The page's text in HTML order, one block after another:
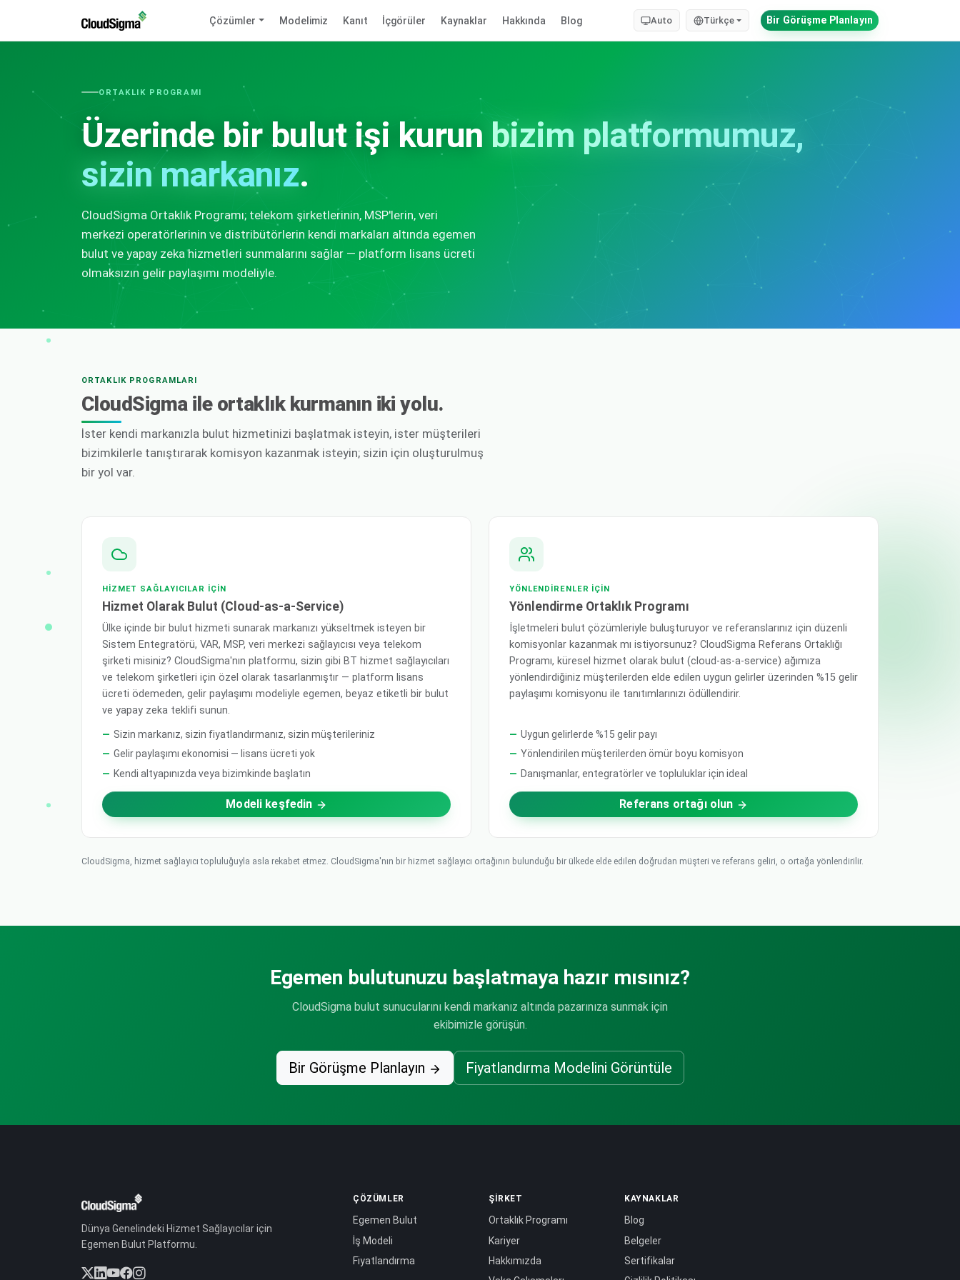
Çözümler Modelimiz Kanıt İçgörüler Kaynaklar Hakkında Blog Auto Türkçe Bir Görüşme Planlayın
ORTAKLIK PROGRAMI
Üzerinde bir bulut işi kurun bizim platformumuz,
sizin markanız.
CloudSigma Ortaklık Programı; telekom şirketlerinin, MSP'lerin, veri
merkezi operatörlerinin ve distribütörlerin kendi markaları altında egemen
bulut ve yapay zeka hizmetleri sunmalarını sağlar — platform lisans ücreti
olmaksızın gelir paylaşımı modeliyle.
ORTAKLIK PROGRAMLARI
CloudSigma ile ortaklık kurmanın iki yolu.
İster kendi markanızla bulut hizmetinizi başlatmak isteyin, ister müşterileri
bizimkilerle tanıştırarak komisyon kazanmak isteyin; sizin için oluşturulmuş
bir yol var.
HIZMET SAĞLAYICILAR IÇIN
Hizmet Olarak Bulut (Cloud-as-a-Service)
Ülke içinde bir bulut hizmeti sunarak markanızı yükseltmek isteyen bir
Sistem Entegratörü, VAR, MSP, veri merkezi sağlayıcısı veya telekom
şirketi misiniz? CloudSigma'nın platformu, sizin gibi BT hizmet sağlayıcıları
ve telekom şirketleri için özel olarak tasarlanmıştır — platform lisans
ücreti ödemeden, gelir paylaşımı modeliyle egemen, beyaz etiketli bir bulut
ve yapay zeka teklifi sunun.
Sizin markanız, sizin fiyatlandırmanız, sizin müşterileriniz
Gelir paylaşımı ekonomisi — lisans ücreti yok
Kendi altyapınızda veya bizimkinde başlatın
Modeli keşfedin
YÖNLENDIRENLER IÇIN
Yönlendirme Ortaklık Programı
İşletmeleri bulut çözümleriyle buluşturuyor ve referanslarınız için düzenli
komisyonlar kazanmak mı istiyorsunuz? CloudSigma Referans Ortaklığı
Programı, küresel hizmet olarak bulut (cloud-as-a-service) ağımıza
yönlendirdiğiniz müşterilerden elde edilen uygun gelirler üzerinden %15 gelir
paylaşımı komisyonu ile tanıtımlarınızı ödüllendirir.
Uygun gelirlerde %15 gelir payı
Yönlendirilen müşterilerden ömür boyu komisyon
Danışmanlar, entegratörler ve topluluklar için ideal
Referans ortağı olun
CloudSigma, hizmet sağlayıcı topluluğuyla asla rekabet etmez. CloudSigma'nın bir hizmet sağlayıcı ortağının bulunduğu bir ülkede elde edilen doğrudan müşteri ve referans geliri, o ortağa yönlendirilir.
Egemen bulutunuzu başlatmaya hazır mısınız?
CloudSigma bulut sunucularını kendi markanız altında pazarınıza sunmak için
ekibimizle görüşün.
Bir Görüşme Planlayın Fiyatlandırma Modelini Görüntüle
Dünya Genelindeki Hizmet Sağlayıcılar için
Egemen Bulut Platformu.
ÇÖZÜMLER
Egemen Bulut
İş Modeli
Fiyatlandırma
ŞIRKET
Ortaklık Programı
Kariyer
Hakkımızda
KAYNAKLAR
Blog
Belgeler
Sertifikalar